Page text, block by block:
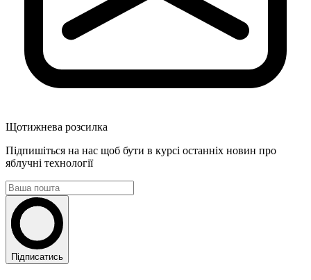
Щотижнева розсилка
Підпишіться на нас щоб бути в курсі останніх новин про
яблучні технології
Підписатись